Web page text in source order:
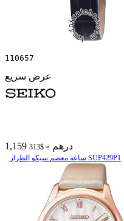
110657
عرض سريع
1,159 درهم ≈ $313
ساعة معصم سیکو الطراز SUP429P1